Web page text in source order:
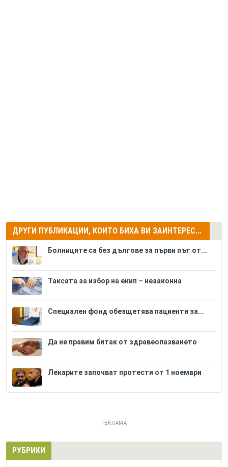
ДРУГИ ПУБЛИКАЦИИ, КОИТО БИХА ВИ ЗАИНТЕРЕСУВАЛИ
Болниците са без дългове за първи път от...
Таксата за избор на екип – незаконна
Специален фонд обезщетява пациенти за...
Да не правим битак от здравеопазването
Лекарите започват протести от 1 ноември
РЕКЛАМА
РУБРИКИ